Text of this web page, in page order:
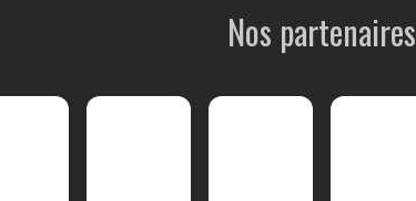
Nos partenaires